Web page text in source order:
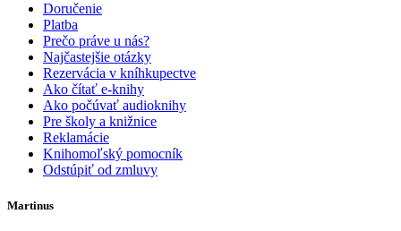
Doručenie
Platba
Prečo práve u nás?
Najčastejšie otázky
Rezervácia v kníhkupectve
Ako čítať e-knihy
Ako počúvať audioknihy
Pre školy a knižnice
Reklamácie
Knihomoľský pomocník
Odstúpiť od zmluvy
Martinus